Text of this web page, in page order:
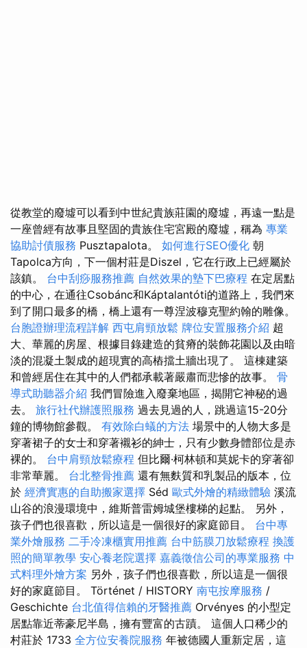
從教堂的廢墟可以看到中世紀貴族莊園的廢墟，再遠一點是
一座曾經有故事且堅固的貴族住宅宮殿的廢墟，稱為 專業
協助討債服務 Pusztapalota。 如何進行SEO優化 朝
Tapolca方向，下一個村莊是Diszel，它在行政上已經屬於
該鎮。 台中刮痧服務推薦 自然效果的墊下巴療程 在定居點
的中心，在通往Csobánc和Káptalantóti的道路上，我們來
到了開口最多的橋，橋上還有一尊涅波穆克聖約翰的雕像。
台胞證辦理流程詳解 西屯肩頸放鬆 牌位安置服務介紹 超
大、華麗的房屋、根據目錄建造的貧瘠的裝飾花園以及由暗
淡的混凝土製成的超現實的高樁擋土牆出現了。 這棟建築
和曾經居住在其中的人們都承載著嚴肅而悲慘的故事。 骨
導式助聽器介紹 我們冒險進入廢棄地區，揭開它神秘的過
去。 旅行社代辦護照服務 過去見過的人，跳過這15-20分
鐘的博物館參觀。 有效除白蟻的方法 場景中的人物大多是
穿著裙子的女士和穿著襯衫的紳士，只有少數身體部位是赤
裸的。 台中肩頸放鬆療程 但比爾·柯林頓和莫妮卡的穿著卻
非常華麗。 台北整骨推薦 還有無麩質和乳製品的版本，位
於 經濟實惠的自助搬家選擇 Séd 歐式外燴的精緻體驗 溪流
山谷的浪漫環境中，維斯普雷姆城堡樓梯的起點。 另外，
孩子們也很喜歡，所以這是一個很好的家庭節目。 台中專
業外燴服務 二手冷凍櫃實用推薦 台中筋膜刀放鬆療程 換護
照的簡單教學 安心養老院選擇 嘉義徵信公司的專業服務 中
式料理外燴方案 另外，孩子們也很喜歡，所以這是一個很
好的家庭節目。 Történet / HISTORY 南屯按摩服務 /
Geschichte 台北值得信賴的牙醫推薦 Orvényes 的小型定
居點靠近蒂豪尼半島，擁有豐富的古蹟。 這個人口稀少的
村莊於 1733 全方位安養院服務 年被德國人重新定居，這